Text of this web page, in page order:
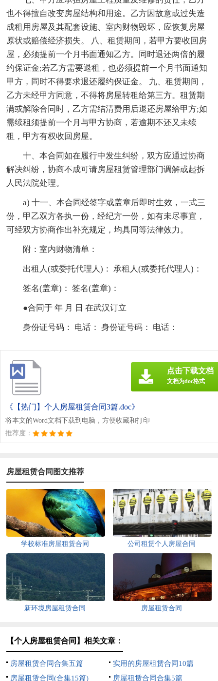
也不得擅自改变房屋结构和用途。乙方因故意或过失造
成租用房屋及其配套设施、室内财物毁坏，应恢复房屋
原状或赔偿经济损失。 八、租赁期间，若甲方要收回房
屋，必须提前一个月书面通知乙方。同时退还两倍的履
约保证金;若乙方需要退租，也必须提前一个月书面通知
甲方，同时不得要求退还履约保证金。 九、租赁期间，
乙方未经甲方同意，不得将房屋转租给第三方。租赁期
满或解除合同时，乙方需结清费用后退还房屋给甲方;如
需续租须提前一个月与甲方协商，若逾期不还又未续
租，甲方有权收回房屋。
十、本合同如在履行中发生纠纷，双方应通过协商
解决纠纷，协商不成可请房屋租赁管理部门调解或起拆
人民法院处理。
a) 十一、本合同经签字或盖章后即时生效，一式三
份，甲乙双方各执一份，经纪方一份，如有未尽事宜，
可经双方协商作出补充规定，均具同等法律效力。
附：室内财物清单：
出租人(或委托代理人)： 承租人(或委托代理人)：
签名(盖章)： 签名(盖章)：
●合同于 年 月 日 在武汉订立
身份证号码： 电话： 身份证号码： 电话：
《【热门】个人房屋租赁合同3篇.doc》
将本文的Word文档下载到电脑，方便收藏和打印
推荐度：
点击下载文档
文档为doc格式
房屋租赁合同图文推荐
学校标准房屋租赁合同 公司租赁个人房屋合同
新环境房屋租赁合同 房屋租赁合同
【个人房屋租赁合同】相关文章：
房屋租赁合同合集五篇
实用的房屋租赁合同10篇
房屋租赁合同(合集15篇)
房屋租赁合同合集5篇